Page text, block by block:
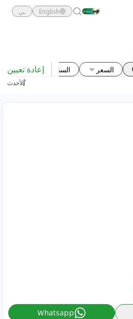
English ـي
السعر السنة الحالة
إعادة تعيين
الأحدث
Whatsapp